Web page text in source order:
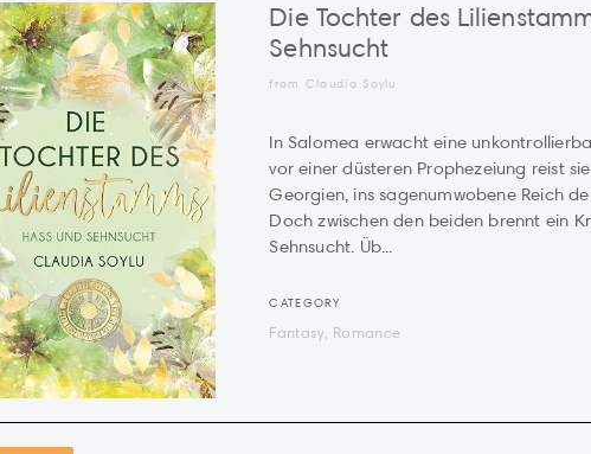
Die Tochter des
Sehnsucht
from Claudia Soylu
In Salomea erwacht eine
vor einer düsteren Prophezeiung reist
Georgien, ins sagenumwobene Reich
Doch zwischen den beiden brennt ein
Sehnsucht. Üb...
CATEGORY
Fantasy, Romance